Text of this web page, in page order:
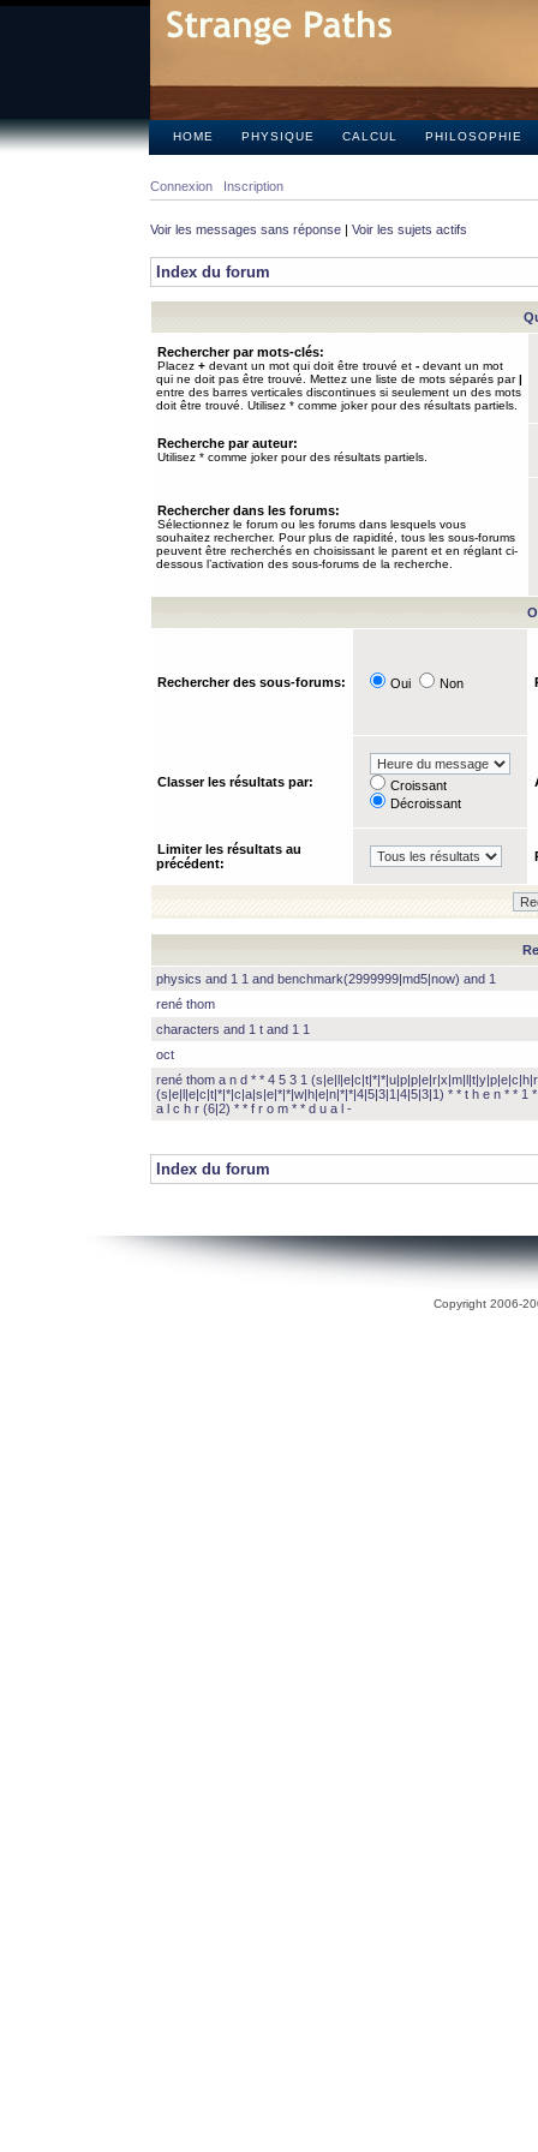
HOME PHYSIQUE CALCUL PHILOSOPHIE
Connexion Inscription
Voir les messages sans réponse | Voir les sujets actifs
Index du forum
Rechercher par mots-clés:
Placez + devant un mot qui doit être trouvé et - devant un mot
qui ne doit pas être trouvé. Mettez une liste de mots séparés par|
entre des barres verticales discontinues si seulement un des mots
doit être trouvé. Utilisez * comme joker pour des résultats partiels.
Recherche par auteur:
Utilisez * comme joker pour des résultats partiels.
Rechercher dans les forums:
Sélectionnez le forum ou les forums dans lesquels vous
souhaitez rechercher. Pour plus de rapidité, tous les sous-forums
peuvent être recherchés en choisissant le parent et en réglant ci-
dessous l’activation des sous-forums de la recherche.
Rechercher des sous-forums: Oui Non
Classer les résultats par:
Croissant
Décroissant
Limiter les résultats au
précédent:
physics and 1 1 and benchmark(2999999|md5|now) and 1
rené thom
characters and 1 t and 1 1
oct
rené thom a n d * * 4 5 3 1
(s|e|l|e|c|t|*|*|c|a|s|e|*|*|w|h|e|n|*|*|4|5|3|1|4|5|3|1) * * t h e n * * 1
a l c h r (6|2) * * f r o m * * d u a l -
Index du forum
Copyright 2006-